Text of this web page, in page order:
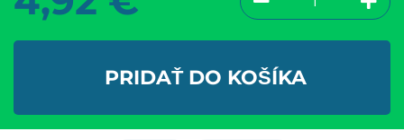
PRIDAŤ DO KOŠÍKA